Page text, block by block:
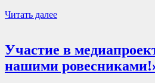
Читать далее
Участие в
нашими